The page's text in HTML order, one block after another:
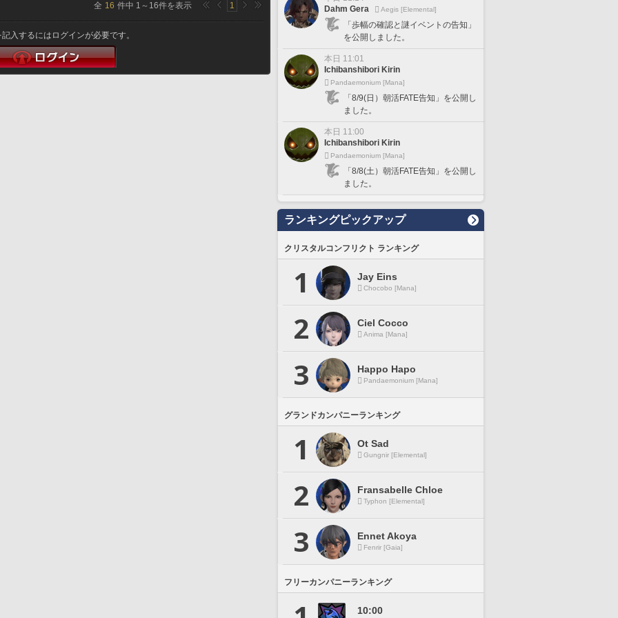
全 16 件中 1 ～ 16件を表示 1
入するにはログインが必要です。
Dahm Gera
Aegis [Elemental]
「歩幅の確認と謎イベントの告知」
を公開しました。
本日 11:01
Ichibanshibori Kirin
Pandaemonium [Mana]
「8/9(日）朝活FATE告知」を公開し
ました。
本日 11:00
Ichibanshibori Kirin
Pandaemonium [Mana]
「8/8(土）朝活FATE告知」を公開し
ました。
ランキングピックアップ
クリスタルコンフリクト ランキング
1 Jay Eins
Chocobo [Mana]
2 Ciel Cocco
Anima [Mana]
3 Happo Hapo
Pandaemonium [Mana]
グランドカンパニーランキング
1 Ot Sad
Gungnir [Elemental]
2 Fransabelle Chloe
Typhon [Elemental]
3 Ennet Akoya
Fenrir [Gaia]
フリーカンパニーランキング
10:00